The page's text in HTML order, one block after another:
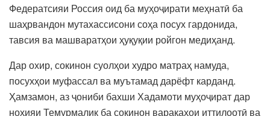
Федератсияи Россия оид ба муҳоҷирати меҳнатӣ ба
шаҳрвандон мутахассисони соҳа посух гардонида,
тавсия ва машваратҳои ҳуқуқии ройгон медиҳанд.
Дар охир, сокинон суолҳои худро матраҳ намуда,
посухҳои муфассал ва муътамад дарёфт карданд.
Ҳамзамон, аз ҷониби бахши Хадамоти муҳоҷират дар
ноҳияи Темурмалик ба сокинон варақаҳои иттилоотӣ ва